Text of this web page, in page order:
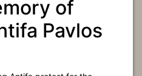
of
Pavlos